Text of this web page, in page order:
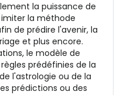
la puissance de
la méthode
de prédire l'avenir, la
et plus encore.
le modèle de
prédéfinies de la
l'astrologie ou de la
prédictions ou des